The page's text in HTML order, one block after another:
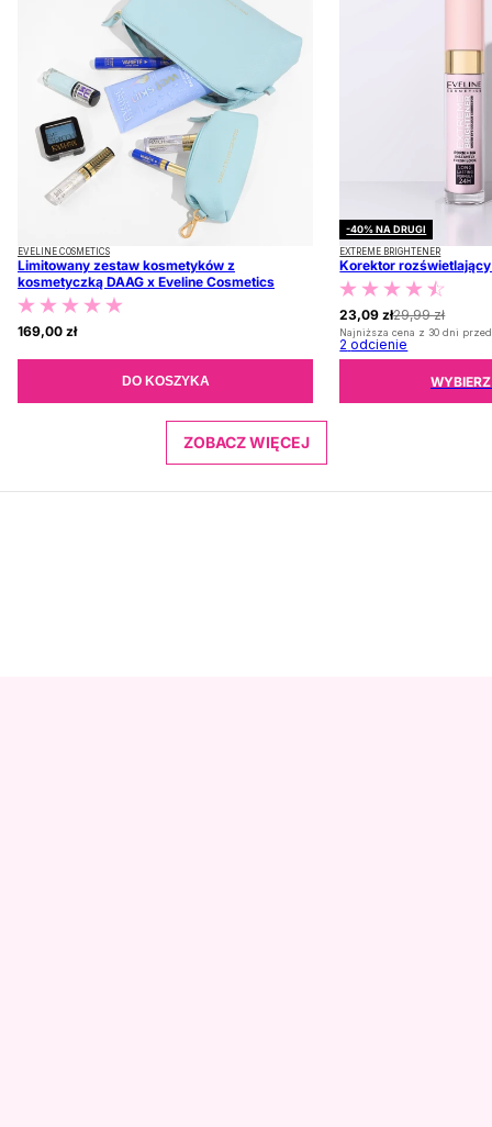
EVELINE COSMETICS
Limitowany zestaw kosmetyków z
kosmetyczką DAAG x Eveline Cosmetics
169,00 zł
DO KOSZYKA
-40% NA DRUGI
EXTREME BRIGHTENER
Korektor
29,99 zł
23,09 zł
Najniższa cena z 30 dni
2 odcienie
ZOBACZ WIĘCEJ